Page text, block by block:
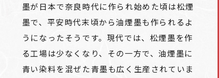
墨が日本で奈良時代に作られ始めた頃は松煙
墨で、平安時代末頃から油煙墨も作られるよ
うになったそうです。現代では、松煙墨を作
る工場は少なくなり、その一方で、油煙墨に
青い染料を混ぜた青墨も広く生産されていま